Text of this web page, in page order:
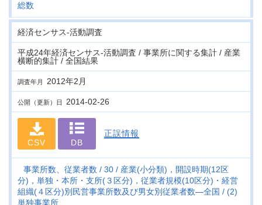
総数
経済センサス‐活動調査
平成24年経済センサス‐活動調査 / 事業所に関する集計 / 産業
横断的集計 / 全国結果
調査年月 2012年2月
公開（更新）日 2014-02-26
CSV DB
正誤情報
事業所数、従業者数 30
産業(小分類)，開設時期(12区
分)，単独・本所・支所(３区分)，従業者規模(10区分)・経営
組織(４区分)別民営事業所数及び男女別従業者数―全国
(2)
単独事業所